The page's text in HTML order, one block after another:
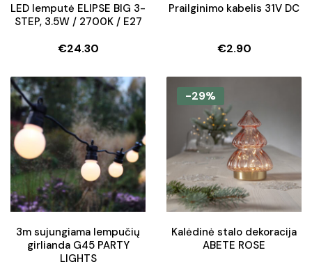
LED lemputė ELIPSE BIG 3-
STEP, 3.5W / 2700K / E27
€24.30
Prailginimo kabelis 31V DC
€2.90
3m sujungiama lempučių
girlianda G45 PARTY
LIGHTS
-29%
Kalėdinė stalo dekoracija
ABETE ROSE